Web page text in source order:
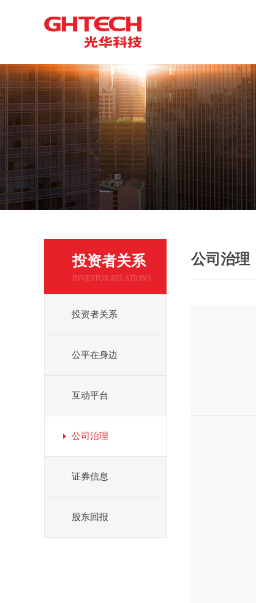
投资者关系
INVESTOR RELATIONS
投资者关系
公平在身边
互动平台
公司治理
证券信息
股东回报
公司治理